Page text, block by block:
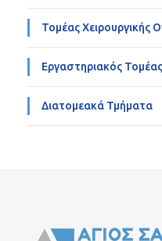
Τομέας Χειρουργικής
Εργαστηριακός Τομέας
Διατομεακά Τμήματα